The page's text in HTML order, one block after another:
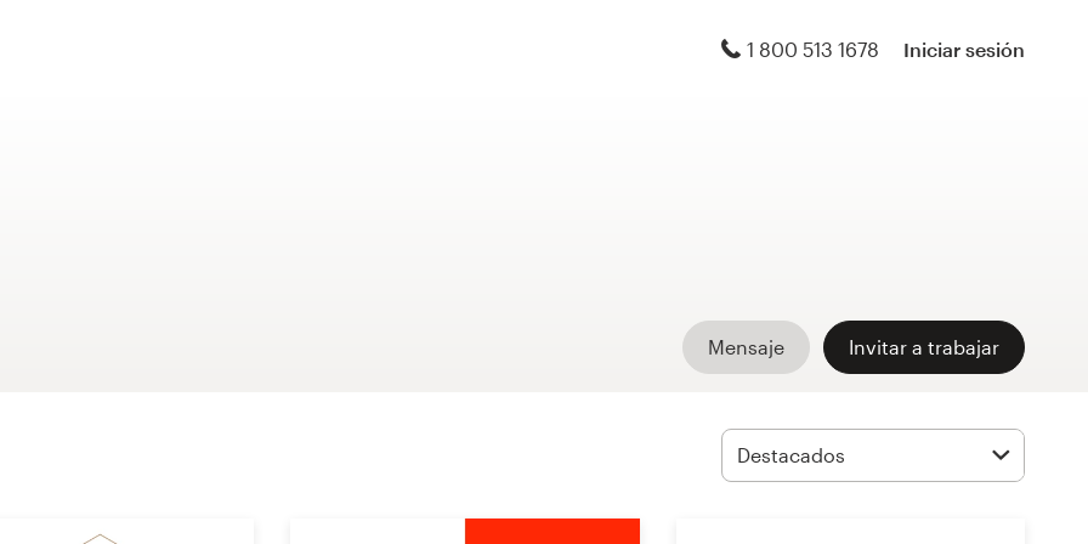
1 800 513 1678 Iniciar sesión
Mensaje Invitar a trabajar